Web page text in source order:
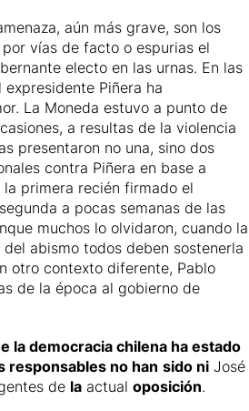
aún más grave, son los
vías de facto o espurias el
electo en las urnas. En las
Piñera ha
La Moneda estuvo a punto de
a resultas de la violencia
presentaron no una, sino dos
contra Piñera en base a
primera recién firmado el
a pocas semanas de las
muchos lo olvidaron, cuando la
abismo todos deben sostenerla
otro contexto diferente, Pablo
de la época al gobierno de
la democracia chilena ha estado
responsables no han sido ni José
de la actual oposición.